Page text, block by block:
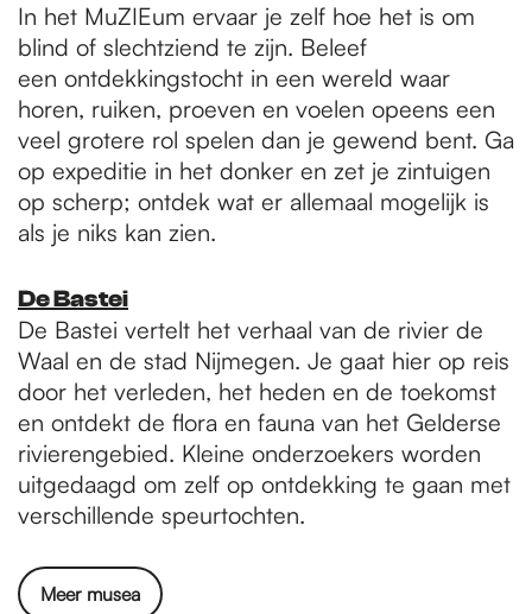
In het MuZIEum ervaar je zelf hoe het is om
blind of slechtziend te zijn. Beleef
een ontdekkingstocht in een wereld waar
horen, ruiken, proeven en voelen opeens een
veel grotere rol spelen dan je gewend bent. Ga
op expeditie in het donker en zet je zintuigen
op scherp; ontdek wat er allemaal mogelijk is
als je niks kan zien.
De Bastei
De Bastei vertelt het verhaal van de rivier de
Waal en de stad Nijmegen. Je gaat hier op reis
door het verleden, het heden en de toekomst
en ontdekt de flora en fauna van het Gelderse
rivierengebied. Kleine onderzoekers worden
uitgedaagd om zelf op ontdekking te gaan met
verschillende speurtochten.
Meer musea